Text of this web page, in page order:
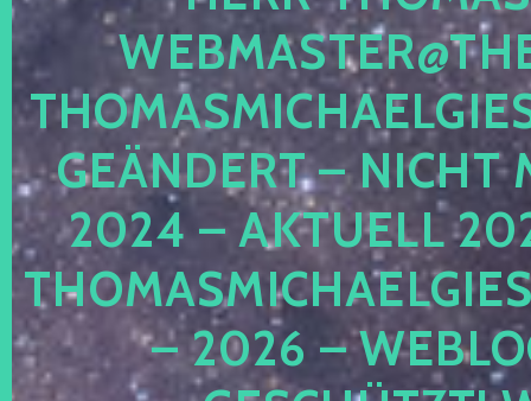
GEÄNDERT – NICHT
2024 – AKTUELL
– 2026 –